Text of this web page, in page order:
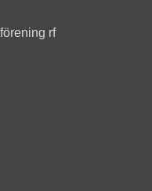
rf